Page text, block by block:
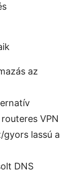
az
VPN
lassú a
DNS